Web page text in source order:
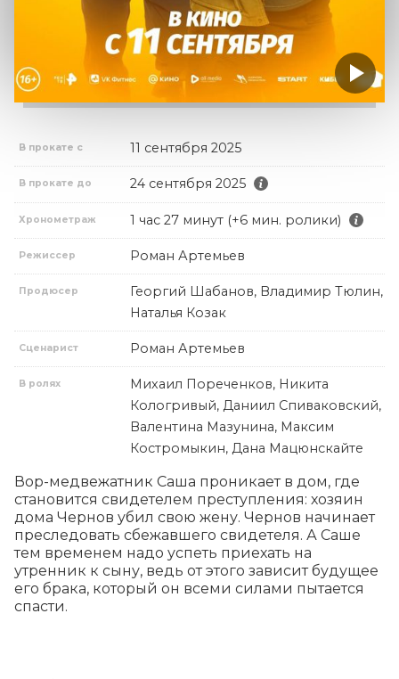
В прокате с 11 сентября 2025
В прокате до 24 сентября 2025
Хронометраж 1 час 27 минут (+6 мин. ролики)
Режиссер Роман Артемьев
Продюсер
Георгий Шабанов, Владимир Тюлин,
Наталья Козак
Сценарист Роман Артемьев
В ролях
Михаил Пореченков, Никита
Кологривый, Даниил Спиваковский,
Валентина Мазунина, Максим
Костромыкин, Дана Мацюнскайте
Вор-медвежатник Саша проникает в дом, где
становится свидетелем преступления: хозяин
дома Чернов убил свою жену. Чернов начинает
преследовать сбежавшего свидетеля. А Саше
тем временем надо успеть приехать на
утренник к сыну, ведь от этого зависит будущее
его брака, который он всеми силами пытается
спасти.